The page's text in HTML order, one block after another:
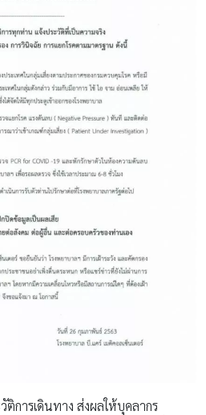
การเดินทาง ส่งผลให้บุคลากร